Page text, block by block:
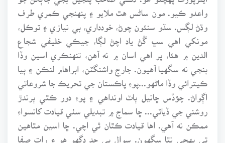
واعدو ڪيو. مون ساڻس هٿ ملايو ۽ پنهنجي ڪمري طرف
وڌڻ لڳس. سڌو سنئون چوڻ، خودداري، بي نيازي ۽ توڪل،
مونکي اهي سڀ گُڻ ياد اچڻ لڳا، جيڪي خليفي شجاع
الدين ۾ هئا، پر اهي اسان ۾ نه آهن، تنهنڪري اسين وڏا
بنجي نه سگهيا آهيون. جارج واشنگٽن، ابراهام لنڪن ۽ ٻيا
ڪيترائي وڏا ماڻهو...پوءِ پاڪستان جي تحريڪ جا شروعاتي
اڳواڻ. چؤڏس ڇانيل ٻاٽ اونداهي ۽ پوءِ دور ڪٿي ٻرندڙ
روشني جي ڏياٽي... ڇا سماج ۾ تبديلي سٺي قيادت کانسواءِ
ممڪن نه آهي. اها قيادت ڪٿان ٿي اچي. ڇا اسين مٿاهين
تي پهچي نٿا سگهون. سوال بي حد ڊگهو هو ۽ رات صفا